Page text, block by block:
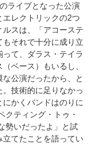
ライブとなった公演
レクトリックの2つ
スは、「アコーステ
もそれで十分に成り立
て、ダラス・テイラ
ベース）もいるし、
公演だったから、と
技術的に足りなかっ
かくバンドはのりに
クティング・トゥ・
勢いだったよ」と試
てたことを語ってい